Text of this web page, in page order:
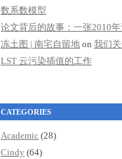
数系数模型
论文背后的故事：一张2010
冻土图 | 南宅自留地 on 我们
LST 云污染插值的工作
CATEGORIES
Academic (28)
Cindy (64)